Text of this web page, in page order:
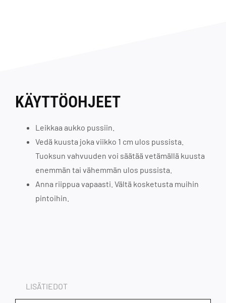
KÄYTTÖOHJEET
Leikkaa aukko pussiin.
Vedä kuusta joka viikko 1 cm ulos pussista.
Tuoksun vahvuuden voi säätää vetämällä kuusta
enemmän tai vähemmän ulos pussista.
Anna riippua vapaasti. Vältä kosketusta muihin
pintoihin.
LISÄTIEDOT